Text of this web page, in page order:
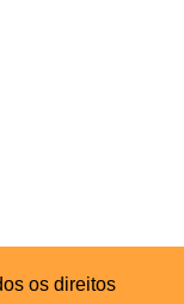
os direitos